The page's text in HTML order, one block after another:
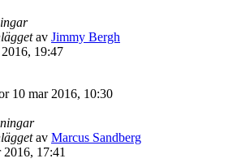
av Jimmy Bergh
19:47
10 mar 2016, 10:30
av Marcus Sandberg
2016, 17:41